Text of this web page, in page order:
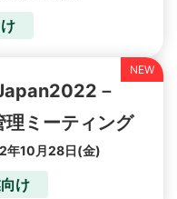
－
ミーティング
年10月28日(金)
け